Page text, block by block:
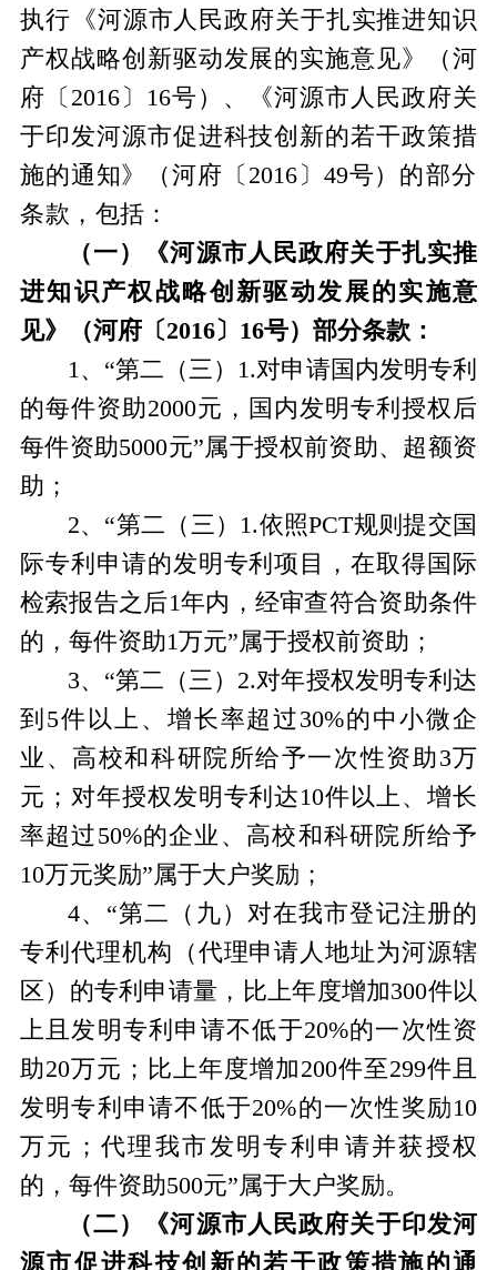
执行 《河源市人民政府关于扎实推进知识
产权战略创新驱动发展的实施意见》（河
府〔 2016〕 16号）、《河源市人民政府关
于印发河源市促进科技创新的若干政策措
施的通知》（河府〔 2016〕 49号） 的部分
条款， 包括：
（一）《河源市人民政府关于扎实推
进知识产权战略创新驱动发展的实施意
见》（河府〔 2016〕 16号）部分条款：
1 、“第二（三） 1.对申请国内发明专利
的每件资助2000元，国内发明专利授权后
每件资助5000元”属于授权前资助、超额资
助；
2、“第二（三） 1.依照PCT规则提交国
际专利申请的发明专利项目，在取得国际
检索报告之后1年内，经审查符合资助条件
的，每件资助1万元”属于授权前资助；
3、“第二（三） 2.对年授权发明专利达
到 5件以上、增长率超过30%的中小微企
业、高校和科研院所给予一次性资助3万
元；对年授权发明专利达10件以上、增长
率超过50%的企业、高校和科研院所给予
10万元奖励”属于大户奖励；
4、“第二（九）对在我市登记注册的
专利代理机构（代理申请人地址为河源辖
区）的专利申请量，比上年度增加300件以
上且发明专利申请不低于20%的一次性资
助20万元；比上年度增加200件至299件且
发明专利申请不低于20%的一次性奖励10
万元；代理我市发明专利申请并获授权
的，每件资助500元”属于大户奖励。
（二）《河源市人民政府关于印发河
源市促进科技创新的若干政策措施的通